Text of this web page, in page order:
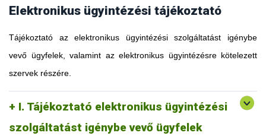
Elektronikus ügyintézési tájékoztató
Tájékoztató az elektronikus ügyintézési szolgáltatást igénybe
vevő ügyfelek, valamint az elektronikus ügyintézésre kötelezett
szervek részére.
I. Tájékoztató elektronikus ügyintézési
szolgáltatást igénybe vevő ügyfelek